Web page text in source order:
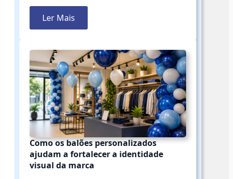
Ler Mais
Como os balões personalizados
ajudam a fortalecer a identidade
visual da marca